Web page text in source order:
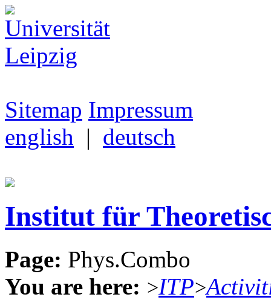
Sitemap Impressum
english | deutsch
Institut für
Page: Phys.Combo
You are here: >ITP>